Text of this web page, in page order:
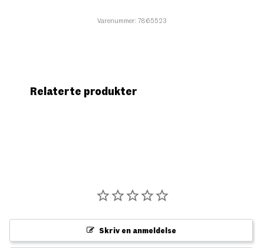
Varenummer: 7865523
Relaterte produkter
Skriv en anmeldelse